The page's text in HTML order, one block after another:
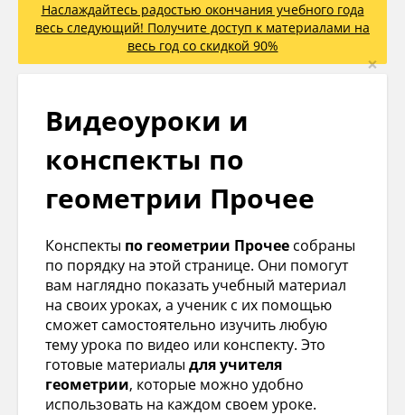
Наслаждайтесь радостью окончания учебного года
весь следующий! Получите доступ к материалами на
весь год со скидкой 90%
×
Видеоуроки и
конспекты по
геометрии Прочее
Конспекты по геометрии Прочее собраны
по порядку на этой странице. Они помогут
вам наглядно показать учебный материал
на своих уроках, а ученик с их помощью
сможет самостоятельно изучить любую
тему урока по видео или конспекту. Это
готовые материалы для учителя
геометрии, которые можно удобно
использовать на каждом своем уроке.